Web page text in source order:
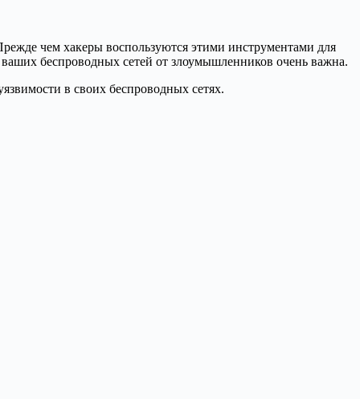
чем хакеры воспользуются этими инструментами для
беспроводных сетей от злоумышленников очень важна.
в своих беспроводных сетях.